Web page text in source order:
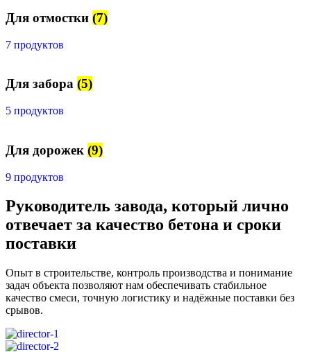
Для отмостки (7)
7 продуктов
Для забора (5)
5 продуктов
Для дорожек (9)
9 продуктов
Руководитель завода, который лично
отвечает за качество бетона и сроки
поставки
Опыт в строительстве, контроль производства и понимание
задач объекта позволяют нам обеспечивать стабильное
качество смеси, точную логистику и надёжные поставки без
срывов.